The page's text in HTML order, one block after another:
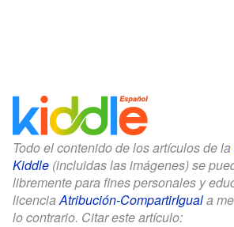
Todo el contenido de los artículos de la
Kiddle (incluidas las imágenes) se
libremente para fines personales y
licenciaAtribución-CompartirIguala
lo contrario. Citar este artículo: